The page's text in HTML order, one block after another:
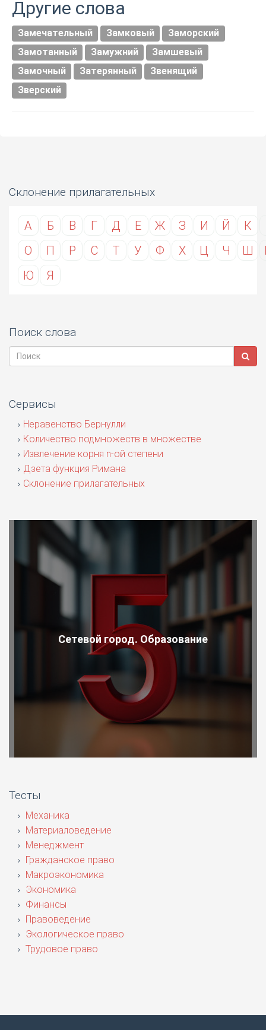
Другие слова
Замечательный Замковый
Заморский
Замотанный
Замужний
Замшевый
Замочный
Затерянный
Звенящий
Зверский
Склонение прилагательных
А Б В Г Д Е Ж З И Й К
О
П Р С Т У Ф Х Ц Ч Ш
Ю
Я
Поиск слова
Сервисы
Неравенство Бернулли
Количество подмножеств в множестве
Извлечение корня n-ой степени
Дзета функция Римана
Склонение прилагательных
Сетевой город. Образование
Тесты
Механика
Материаловедение
Менеджмент
Гражданское право
Макроэкономика
Экономика
Финансы
Правоведение
Экологическое право
Трудовое право